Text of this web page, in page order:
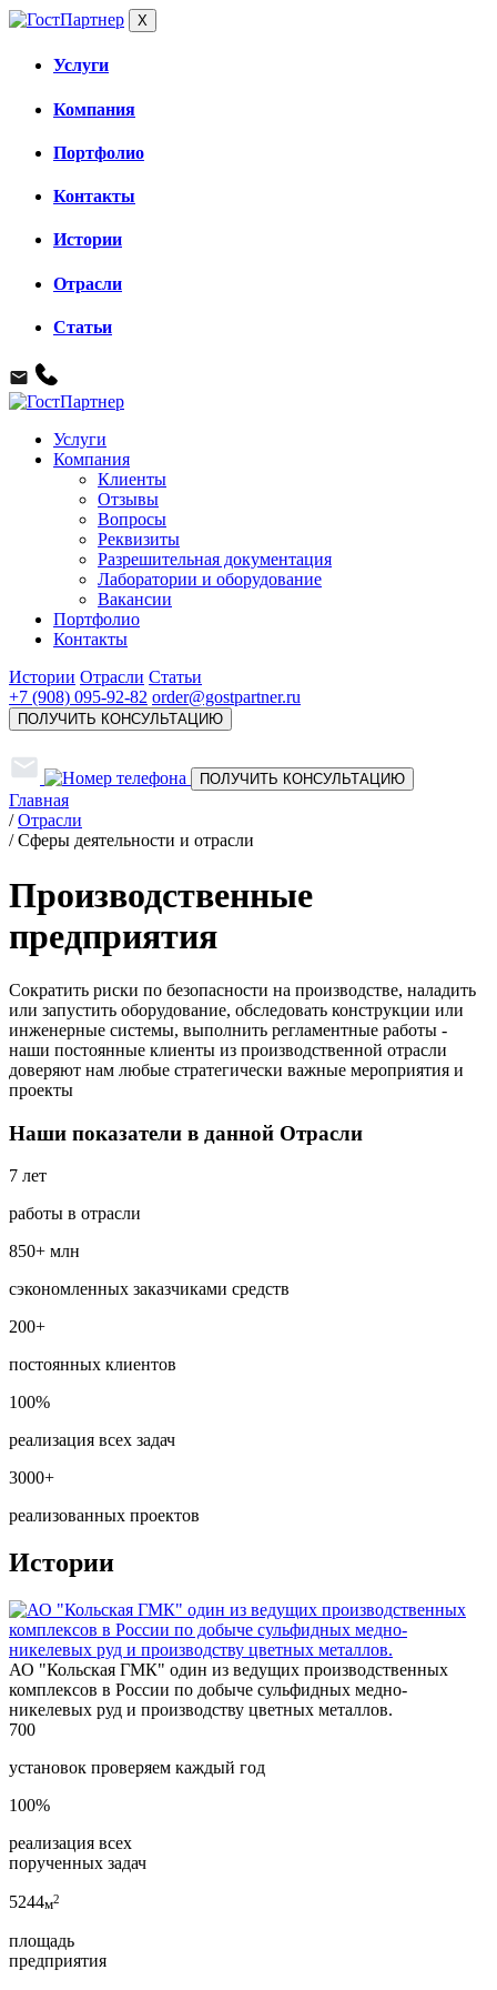
X
Услуги
Компания
Портфолио
Контакты
Истории
Отрасли
Статьи
Услуги
Компания
Клиенты
Отзывы
Вопросы
Реквизиты
Разрешительная документация
Лаборатории и оборудование
Вакансии
Портфолио
Контакты
Истории Отрасли Статьи
+7 (908) 095-92-82 order@gostpartner.ru
ПОЛУЧИТЬ КОНСУЛЬТАЦИЮ
ПОЛУЧИТЬ КОНСУЛЬТАЦИЮ
Главная
/ Отрасли
/ Сферы деятельности и отрасли
Производственные
предприятия
Сократить риски по безопасности на производстве, наладить
или запустить оборудование, обследовать конструкции или
инженерные системы, выполнить регламентные работы -
наши постоянные клиенты из производственной отрасли
доверяют нам любые стратегически важные мероприятия и
проекты
Наши показатели в данной Отрасли
7 лет
работы в отрасли
850+ млн
сэкономленных заказчиками средств
200+
постоянных клиентов
100%
реализация всех задач
3000+
реализованных проектов
Истории
АО "Кольская ГМК" один из ведущих производственных
комплексов в России по добыче сульфидных медно-
никелевых руд и производству цветных металлов.
700
установок проверяем каждый год
100%
реализация всех
порученных задач
5244м2
площадь
предприятия